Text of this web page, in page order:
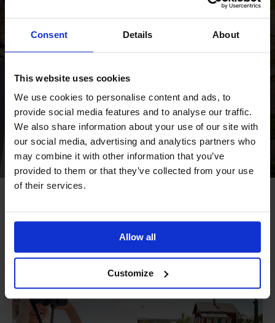
Consent Details About
This website uses cookies
We use cookies to personalise content and ads, to
provide social media features and to analyse our traffic.
We also share information about your use of our site with
our social media, advertising and analytics partners who
may combine it with other information that you’ve
provided to them or that they’ve collected from your use
of their services.
Allow all
Customize
Tävlingen avslutas 17.5.2026 och vinnaren
Tack! Du är nu med i
utlottningen.
TILLBAKA
Tre sätt att ställa om till ö-tid